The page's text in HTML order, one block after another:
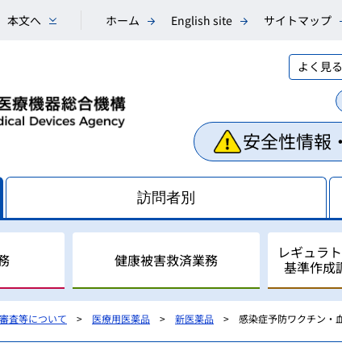
本文へ ホーム English site サイトマップ
よく見
安全性情報
訪問者別
相談業務
副作用・不具合等情報の
健康被害救済業務
医薬品副作用被害救済制
レギュラ
基準作成
レギュラトリーサイエン
国際調和活動
審査等について 医療用医薬品 新医薬品 感染症予防ワクチン・